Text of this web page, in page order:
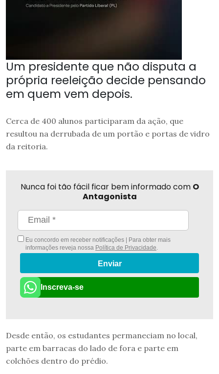
Um presidente que não disputa a
própria reeleição decide pensando
em quem vem depois.
Cerca de 400 alunos participaram da ação, que
resultou na derrubada de um portão e portas de vidro
da reitoria.
Nunca foi tão fácil ficar bem informado com O
Antagonista
Eu concordo em receber notificações | Para obter mais
informações reveja nossa Política de Privacidade
Enviar
Inscreva-se
Desde então, os estudantes permaneciam no local,
parte em barracas do lado de fora e parte em
colchões dentro do prédio.